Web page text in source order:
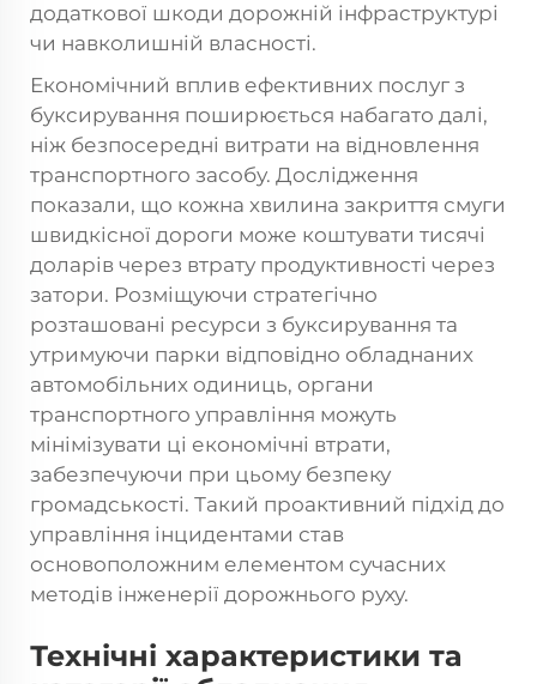
додаткової шкоди дорожній інфраструктурі
чи навколишній власності.
Економічний вплив ефективних послуг з
буксирування поширюється набагато далі,
ніж безпосередні витрати на відновлення
транспортного засобу. Дослідження
показали, що кожна хвилина закриття смуги
швидкісної дороги може коштувати тисячі
доларів через втрату продуктивності через
затори. Розміщуючи стратегічно
розташовані ресурси з буксирування та
утримуючи парки відповідно обладнаних
автомобільних одиниць, органи
транспортного управління можуть
мінімізувати ці економічні втрати,
забезпечуючи при цьому безпеку
громадськості. Такий проактивний підхід до
управління інцидентами став
основоположним елементом сучасних
методів інженерії дорожнього руху.
Технічні характеристики та